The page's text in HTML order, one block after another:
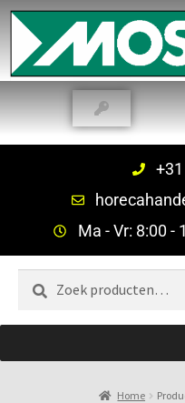
Ma - Vr: 8:00 -
Zoeken
Home